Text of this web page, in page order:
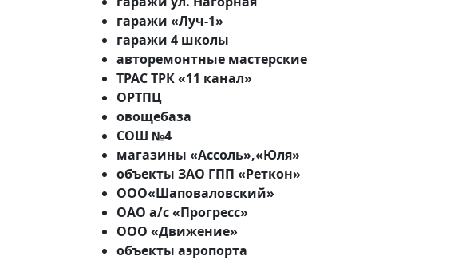
гаражи «Луч-1»
гаражи 4 школы
авторемонтные мастерские
ТРАС ТРК «11 канал»
ОРТПЦ
овощебаза
СОШ №4
магазины «Ассоль»,«Юля»
объекты ЗАО ГПП «Реткон»
ООО«Шаповаловский»
ОАО а/с «Прогресс»
ООО «Движение»
объекты аэропорта